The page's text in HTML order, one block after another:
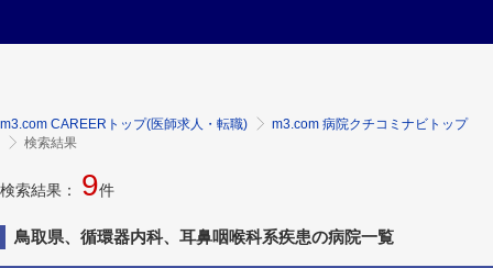
m3.com CAREERトップ(医師求人・転職)
m3.com 病院クチコミナビトップ
検索結果
検索結果： 9件
鳥取県、循環器内科、耳鼻咽喉科系疾患の病院一覧